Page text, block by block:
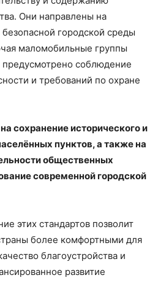
Они направлены на
городской среды
маломобильные группы
соблюдение
и требований по охране
сохранение исторического и
пунктов, а также на
общественных
современной городской
этих стандартов позволит
более комфортными для
благоустройства и
развитие